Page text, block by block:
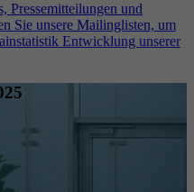
Pressemitteilungen und
Sie unsere Mailinglisten, um
Entwicklung unserer